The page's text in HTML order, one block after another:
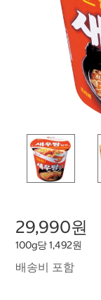
29,990원
100g당 1,492원
배송비 포함